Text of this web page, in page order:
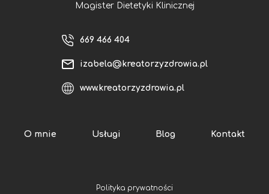
Magister Dietetyki Klinicznej
669 466 404
izabela@kreatorzyzdrowia.pl
www.kreatorzyzdrowia.pl
O mnie Usługi Blog Kontakt
Polityka prywatności